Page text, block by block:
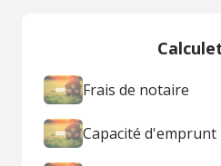
Frais de notaire
Capacité d'emprunt